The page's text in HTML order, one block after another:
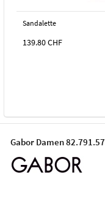
Sandalette
139.80CHF
Gabor Damen 82.791.57